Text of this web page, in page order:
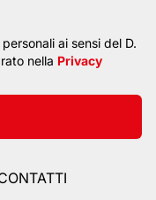
ai sensi del D.
nella Privacy